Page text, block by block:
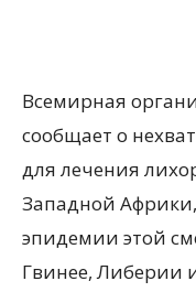
Всемирная
сообщает о
для лечения
Западной
эпидемии этой
Гвинее, Либерии